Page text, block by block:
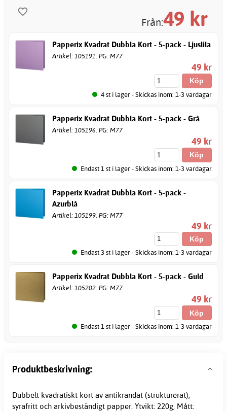
Från:49 kr
Papperix Kvadrat Dubbla Kort - 5-pack - Ljuslila
Artikel: 105191. PG: M77
49 kr
4 st i lager - Skickas inom: 1-3 vardagar
Papperix Kvadrat Dubbla Kort - 5-pack - Grå
Artikel: 105196. PG: M77
49 kr
Endast 1 st i lager - Skickas inom: 1-3 vardagar
Papperix Kvadrat Dubbla Kort - 5-pack -
Azurblå
Artikel: 105199. PG: M77
49 kr
Endast 3 st i lager - Skickas inom: 1-3 vardagar
Papperix Kvadrat Dubbla Kort - 5-pack - Guld
Artikel: 105202. PG: M77
49 kr
Endast 1 st i lager - Skickas inom: 1-3 vardagar
Produktbeskrivning:
Dubbelt kvadratiskt kort av antikrandat (strukturerat),
syrafritt och arkivbeständigt papper. Ytvikt: 220g, Mått: